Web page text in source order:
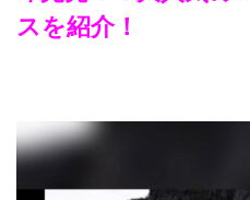
スを紹介！